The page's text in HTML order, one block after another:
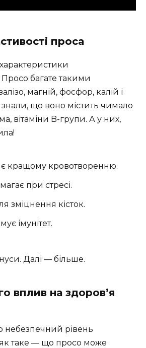
проса
багате такими
магній, фосфор, калій і
що воно містить чимало
вітаміни B-групи. А у них,
кращому кровотворенню.
при стресі.
зміцнення кісток.
імунітет.
Далі — більше.
вплив на здоров’я
небезпечний рівень
таке — що просо може